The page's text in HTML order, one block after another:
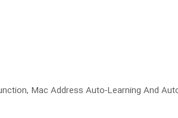
Mac Address Auto-Learning And